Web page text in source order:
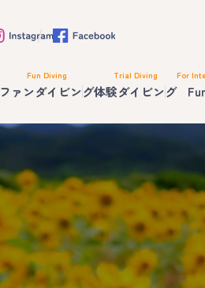
Fun Diving
ファンダイビング
Trial Diving
体験ダイビング
For